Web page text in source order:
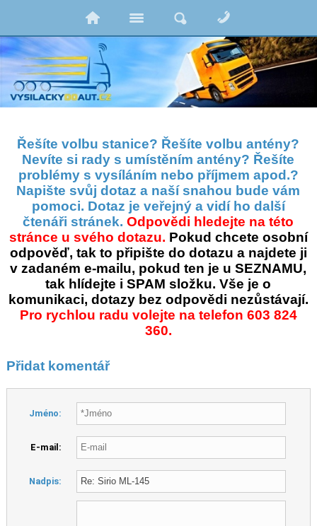
Řešíte volbu stanice? Řešíte volbu antény?
Nevíte si rady s umístěním antény? Řešíte
problémy s vysíláním nebo příjmem apod.?
Napište svůj dotaz a naší snahou bude vám
pomoci. Dotaz je veřejný a vidí ho další
čtenáři stránek.Odpovědi hledejte na této
stránce u svého dotazu. Pokud chcete osobní
odpověď, tak to připište do dotazu a najdete ji
v zadaném e-mailu, pokud ten je u SEZNAMU,
tak hlídejte i SPAM složku. Vše je o
komunikaci, dotazy bez odpovědi nezůstávají.
Pro rychlou radu volejte na telefon 603 824
360.
Přidat komentář
Jméno:
E-mail:
Nadpis: